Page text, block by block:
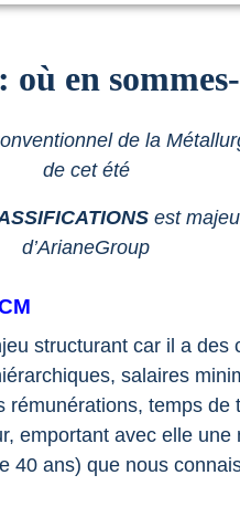
en
de la
de cet été
est
d’ArianeGroup
structurant car il a
salaires
rémunérations, temps
emportant avec elle
40 ans) que nous